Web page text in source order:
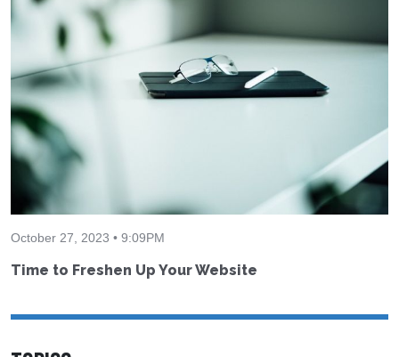
October 27, 2023 • 9:09PM
Time to Freshen Up Your Website